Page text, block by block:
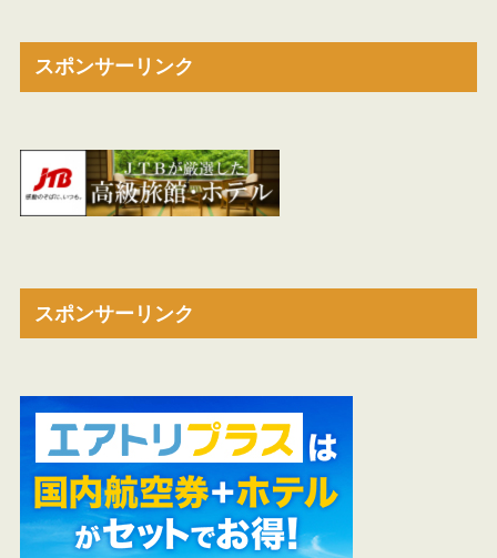
スポンサーリンク
スポンサーリンク